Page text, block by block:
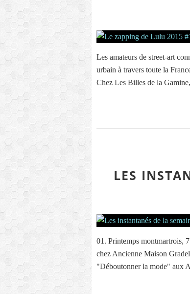
Les amateurs de street-art
urbain à travers toute la
Chez Les Billes de la
LES
01. Printemps montmartrois,
chez Ancienne Maison
"Déboutonner la mode" aux